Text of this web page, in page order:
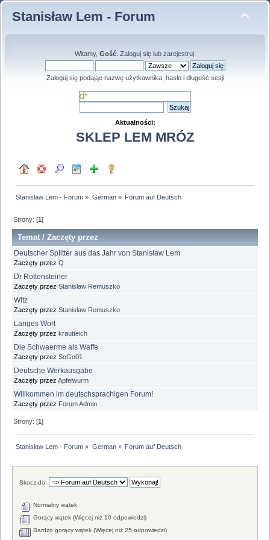
Stanisław Lem - Forum
Witamy, Gość. Zaloguj sięlub zarejestruj.
Zaloguj się podając nazwę użytkownika, hasło i długość sesji
Aktualności:
SKLEP LEM MRÓZ
Stanisław Lem - Forum » German» Forum auf Deutsch
Strony: [1]
Temat /Zaczęty przez
Deutscher Splitter aus das Jahr von Stanisław Lem
Zaczęty przez Q
Dr Rottensteiner
Zaczęty przez Stanisław Remuszko
Witz
Zaczęty przez Stanisław Remuszko
Langes Wort
Zaczęty przez krautteich
Die Schwaerme als Waffe
Zaczęty przez SoGo01
Deutsche Werkausgabe
Zaczęty przez Apfelwurm
Willkommen im deutschsprachigen Forum!
Zaczęty przez Forum Admin
Strony: [1]
Stanisław Lem - Forum » German» Forum auf Deutsch
Skocz do:
Normalny wątek
Gorący wątek (Więcej niż 10 odpowiedzi)
Bardzo gorący wątek (Więcej niż 25 odpowiedzi)